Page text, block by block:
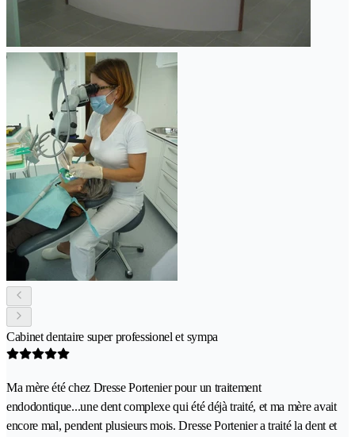
Cabinet dentaire super professionel et sympa
Ma mère été chez Dresse Portenier pour un traitement
endodontique...une dent complexe qui été déjà traité, et ma mère avait
encore mal, pendent plusieurs mois. Dresse Portenier a traité la dent et